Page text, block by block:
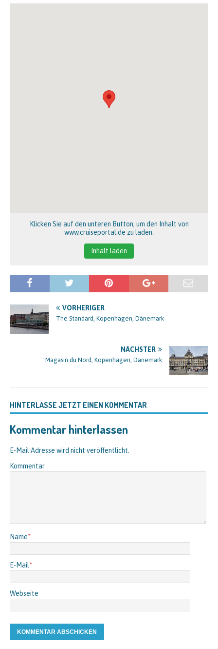
Klicken Sie auf den unteren Button, um den Inhalt von
www.cruiseportal.de zu laden.
Inhalt laden
VORHERIGER
The Standard, Kopenhagen, Dänemark
NÄCHSTER
Magasin du Nord, Kopenhagen, Dänemark
HINTERLASSE JETZT EINEN KOMMENTAR
Kommentar hinterlassen
E-Mail Adresse wird nicht veröffentlicht.
Kommentar
Name*
E-Mail*
Webseite